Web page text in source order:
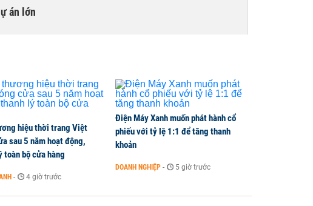
án lớn
hiệu thời trang Việt
sau 5 năm hoạt động,
toàn bộ cửa hàng
- 4 giờ trước
Điện Máy Xanh muốn phát hành cổ
phiếu với tỷ lệ 1:1 để tăng thanh
khoản
DOANH NGHIỆP - 5 giờ trước